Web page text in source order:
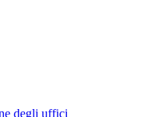
degli uffici